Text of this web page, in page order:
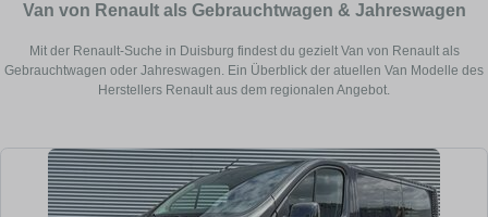
Van von Renault als Gebrauchtwagen & Jahreswagen
Mit der Renault-Suche in Duisburg findest du gezielt Van von Renault als
Gebrauchtwagen oder Jahreswagen. Ein Überblick der atuellen Van Modelle des
Herstellers Renault aus dem regionalen Angebot.